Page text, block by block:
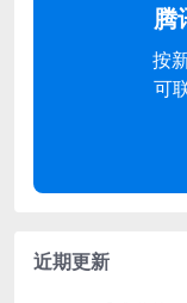
腾
按
可
近期更新